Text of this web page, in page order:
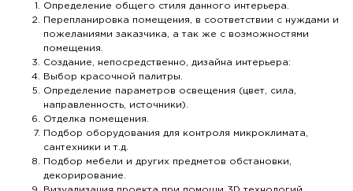
Определение общего стиля данного интерьера.
Перепланировка помещения, в соответствии с нуждами и
пожеланиями заказчика, а так же с возможностями
помещения.
Создание, непосредственно, дизайна интерьера:
Выбор красочной палитры.
Определение параметров освещения (цвет, сила,
направленность, источники).
Отделка помещения.
Подбор оборудования для контроля микроклимата,
сантехники и т.д.
Подбор мебели и других предметов обстановки,
декорирование.